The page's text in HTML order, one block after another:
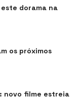
dorama na
os próximos
novo filme estreia